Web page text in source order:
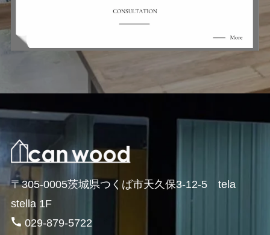
〒305-0005茨城県つくば市天久保3-12-5 tela
stella 1F
029-879-5722